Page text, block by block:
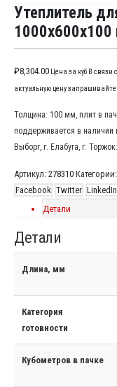
Утеплитель
₽8,304.00 Цена за куб В
актуальную цену
Толщина: 100 мм, плит в
поддерживается в наличии
Выборг, г. Елабуга, г.
Артикул: 278310 Категории:
Facebook Twitter LinkedIn
Детали
Детали
Длина, мм
Категория
готовности
Кубометров в пачке